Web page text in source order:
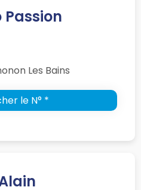
Les Bains
le N° *